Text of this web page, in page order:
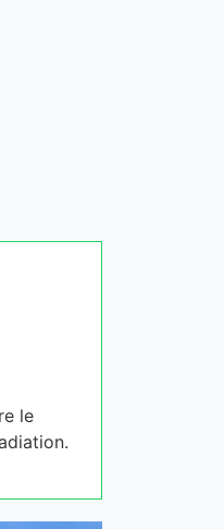
le